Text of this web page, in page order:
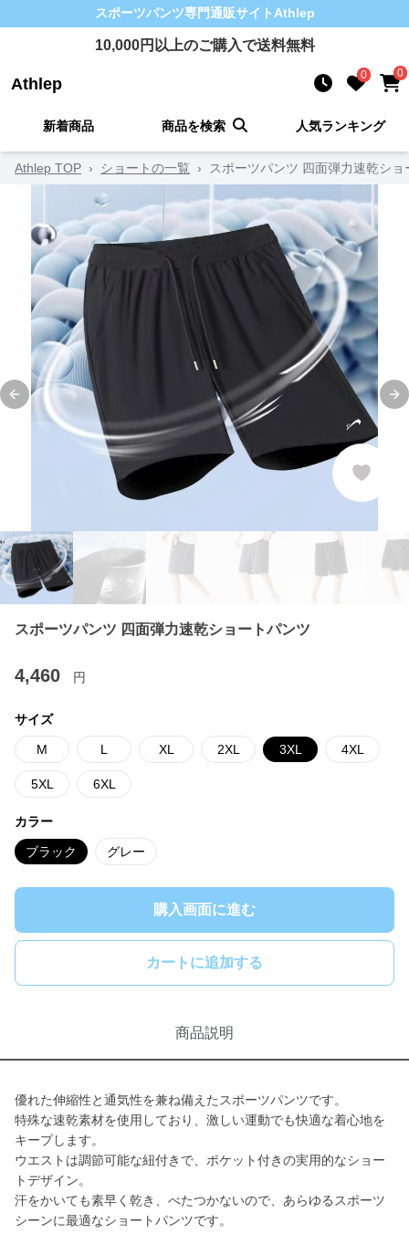
スポーツパンツ専門通販サイト Athlep
10,000円以上のご購入で送料無料
Athlep 0 0
新着商品 商品を検索 人気ランキング
Athlep TOP › ショートの一覧 › スポーツパンツ 四面弾力速乾ショ
Previous slide
スポーツパンツ 四面弾力速乾ショートパンツ
4,460 円
サイズ
M L XL 2XL 3XL 4XL
5XL 6XL
カラー
ブラック グレー
購入画面に進む
カートに追加する
商品説明
優れた伸縮性と通気性を兼ね備えたスポーツパンツです。
特殊な速乾素材を使用しており、激しい運動でも快適な着心地を
キープします。
ウエストは調節可能な紐付きで、ポケット付きの実用的なショー
トデザイン。
汗をかいても素早く乾き、べたつかないので、あらゆるスポーツ
シーンに最適なショートパンツです。